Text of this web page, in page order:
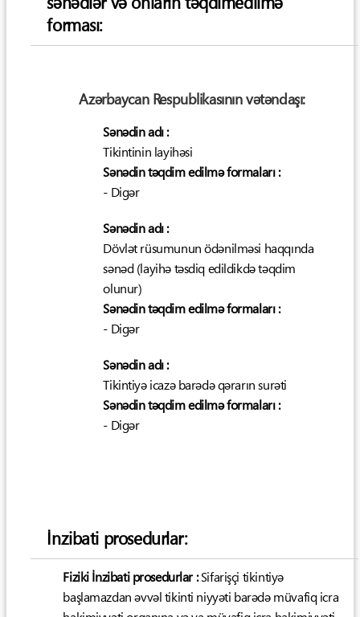
forması:
Azərbaycan Respublikasının vətəndaşı:
Sənədin adı :
Tikintinin layihəsi
Sənədin təqdim edilmə formaları :
- Digər
Sənədin adı :
Dövlət rüsumunun ödənilməsi haqqında
sənəd (layihə təsdiq edildikdə təqdim
olunur)
Sənədin təqdim edilmə formaları :
- Digər
Sənədin adı :
Tikintiyə icazə barədə qərarın surəti
Sənədin təqdim edilmə formaları :
- Digər
İnzibati prosedurlar:
Fiziki İnzibati prosedurlar :Sifarişçi tikintiyə
başlamazdan əvvəl tikinti niyyəti barədə müvafiq icra